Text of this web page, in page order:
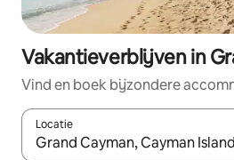
Vakantieverblijven in
Vind en boek bijzondere
Locatie
Wanneer er resultaten